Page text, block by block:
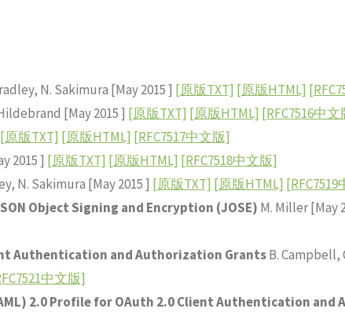
N. Sakimura [May 2015 ] [原版TXT] [原版HTML]
[May 2015 ] [原版TXT] [原版HTML] [RFC7516中文
[原版TXT] [原版HTML] [RFC7517中文版]
2015 ] [原版TXT] [原版HTML] [RFC7518中文版]
N. Sakimura [May 2015 ] [原版TXT] [原版HTML]
Object Signing and Encryption (JOSE) M. Miller [May
Authentication and Authorization GrantsB. Campbell,
中文版]
2.0 Profile for OAuth 2.0 Client Authentication